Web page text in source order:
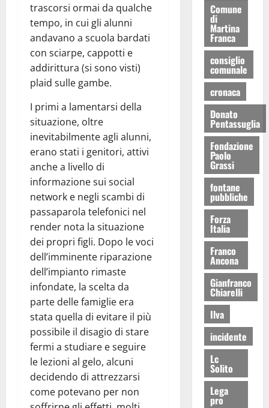
trascorsi ormai da qualche
tempo, in cui gli alunni
andavano a scuola bardati
con sciarpe, cappotti e
addirittura (si sono visti)
plaid sulle gambe.
I primi a lamentarsi della
situazione, oltre
inevitabilmente agli alunni,
erano stati i genitori, attivi
anche a livello di
informazione sui social
network e negli scambi di
passaparola telefonici nel
render nota la situazione
dei propri figli. Dopo le voci
dell’imminente riparazione
dell’impianto rimaste
infondate, la scelta da
parte delle famiglie era
stata quella di evitare il più
possibile il disagio di stare
fermi a studiare e seguire
le lezioni al gelo, alcuni
decidendo di attrezzarsi
come potevano per non
Comune
di
Martina
Franca
consiglio
comunale
cronaca
Donato
Pentassuglia
Fondazione
Paolo
Grassi
fontane
pubbliche
Forza
Italia
Franco
Ancona
Gianfranco
Chiarelli
Ilva
incidente
Lc
Solito
Lega
pro